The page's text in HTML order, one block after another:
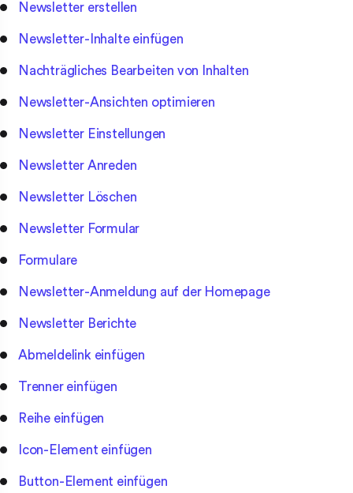
Newsletter erstellen
Newsletter-Inhalte einfügen
Nachträgliches Bearbeiten von Inhalten
Newsletter-Ansichten optimieren
Newsletter Einstellungen
Newsletter Anreden
Newsletter Löschen
Newsletter Formular
Formulare
Newsletter-Anmeldung auf der Homepage
Newsletter Berichte
Abmeldelink einfügen
Trenner einfügen
Reihe einfügen
Icon-Element einfügen
Button-Element einfügen